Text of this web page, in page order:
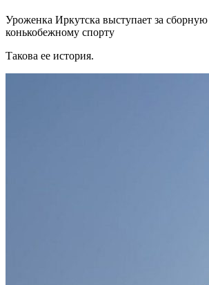
Уроженка Иркутска выступает за
конькобежному спорту
Такова ее история.